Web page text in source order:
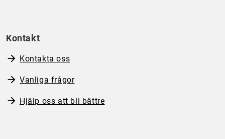
Kontakt
Kontakta oss
Vanliga frågor
Hjälp oss att bli bättre